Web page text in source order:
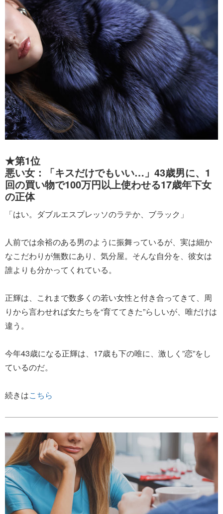
★第1位
悪い女：「キスだけでもいい…」43歳男に、1
回の買い物で100万円以上使わせる17歳年下女
の正体
「はい。ダブルエスプレッソのラテか、ブラック」
人前では余裕のある男のように振舞っているが、実は細か
なこだわりが無数にあり、気分屋。そんな自分を、彼女は
誰よりも分かってくれている。
正輝は、これまで数多くの若い女性と付き合ってきて、周
りから言わせれば女たちを“育ててきた”らしいが、唯だけは
違う。
今年43歳になる正輝は、17歳も下の唯に、激しく”恋”をし
ているのだ。
続きはこちら